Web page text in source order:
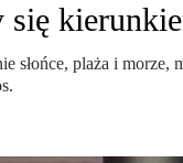
słońce, plaża i